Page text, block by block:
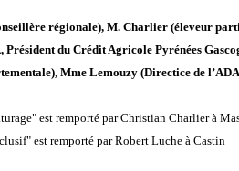
régionale), M. Charlier (éleveur
du Crédit Agricole Pyrénées
Mme Lemouzy (Directice de
est remporté par Christian Charlier à
est remporté par Robert Luche à Castin